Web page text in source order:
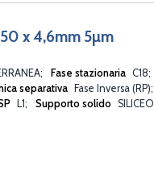
x 4,6mm 5µm
Fase stazionaria C18
separativa
Fase Inversa (RP)
L1 Supporto solido SILICEO